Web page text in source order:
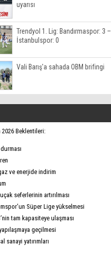
uyarısı
Trendyol 1. Lig: Bandırmaspor: 3 –
İstanbulspor: 0
Vali Barış'a sahada OBM brifingi
2026 Beklentileri:
ve enerjide indirim
seferlerinin artırılması
Süper Lige yükselmesi
tam kapasiteye ulaşması
geçilmesi
sanayi yatırımları